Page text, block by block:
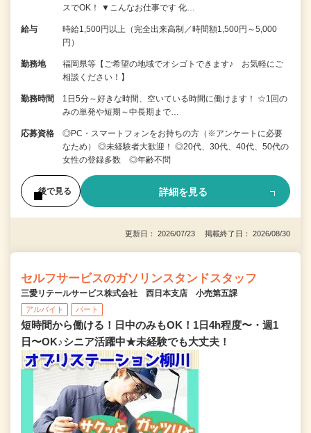
スでOK！ ▼こんなお仕事です 化…
給与
時給1,500円以上（完全出来高制／時間額1,500円～5,000
円）
勤務地
福岡県等【ご希望の地域でオシゴトできます♪ お気軽にご
相談ください！】
勤務時間
1日5分～好きな時間、空いている時間に働けます！ ☆1回の
みの単発や短期～中長期まで…
応募資格
◎PC・スマートフォンをお持ちの方（※アンケートに必要
なため） ◎未経験者大歓迎！ ◎20代、30代、40代、50代の
女性の登録多数 ◎年齢不問
後で見る 詳細を見る
更新日： 2026/07/23 掲載終了日： 2026/08/30
セルフサービスのガソリンスタンドスタッフ
三愛リテールサービス株式会社 西日本支店 小売第五課
アルバイト パート
短時間から働ける！日中のみもOK！1日4h程度〜・週1
日〜OK♪シニア活躍中★未経験でも大丈夫！